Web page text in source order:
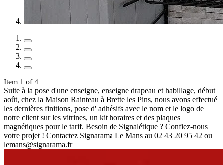
Item 1 of 4
Suite à la pose d'une enseigne, enseigne drapeau et habillage, début
août, chez la Maison Rainteau à Brette les Pins, nous avons effectué
les dernières finitions, pose d' adhésifs avec le nom et le logo de
notre client sur les vitrines, un kit horaires et des plaques
magnétiques pour le tarif. Besoin de Signalétique ? Confiez-nous
votre projet ! Contactez Signarama Le Mans au 02 43 20 95 42 ou
lemans@signarama.fr